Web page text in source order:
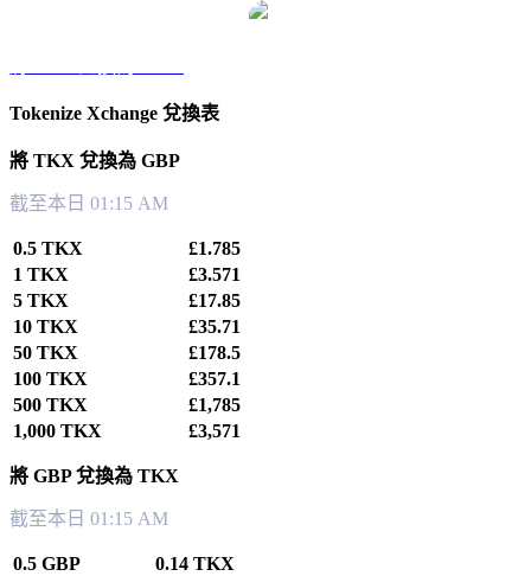
Tokenize Xchange 兌換表
將 TKX 兌換為 GBP
截至本日 01:15 AM
0.5 TKX
£1.785
1 TKX
£3.571
5 TKX
£17.85
10 TKX
£35.71
50 TKX
£178.5
100 TKX
£357.1
500 TKX
£1,785
1,000 TKX
£3,571
將 GBP 兌換為 TKX
截至本日 01:15 AM
0.5 GBP
0.14 TKX